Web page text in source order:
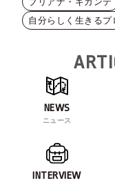
自分らしく生きるプ
NEWS
ニュース
INTERVIEW